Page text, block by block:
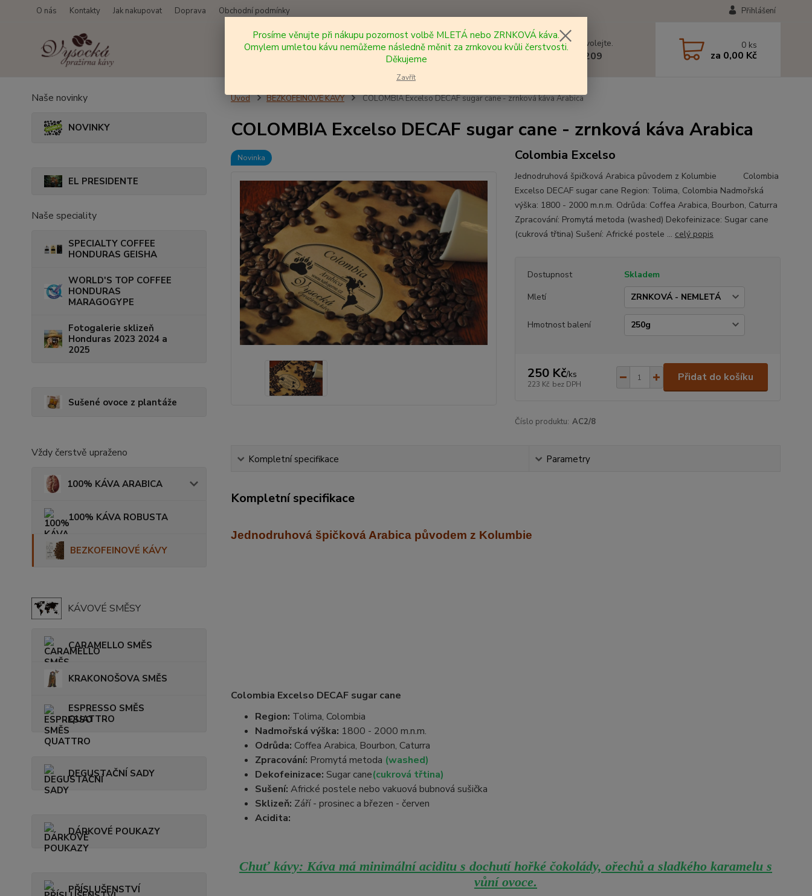
O nás Kontakty Jak nakupovat Doprava Obchodní podmínky Přihlášení
Hledat Nevíte si rady? Zavolejte.
+420 602 577 209
0 ks
za 0,00 Kč
Naše novinky
NOVINKY
EL PRESIDENTE
Naše speciality
SPECIALTY COFFEE
HONDURAS GEISHA
WORLD'S TOP COFFEE
HONDURAS
MARAGOGYPE
Fotogalerie sklizeň
Honduras 2023 2024 a
2025
Sušené ovoce z plantáže
Vždy čerstvě upraženo
100% KÁVA ARABICA
100% KÁVA ROBUSTA
BEZKOFEINOVÉ KÁVY
KÁVOVÉ SMĚSY
CARAMELLO SMĚS
KRAKONOŠOVA SMĚS
ESPRESSO SMĚS
QUATTRO
DEGUSTAČNÍ SADY
DÁRKOVÉ POUKAZY
PŘÍSLUŠENSTVÍ
Úvod BEZKOFEINOVÉ KÁVY COLOMBIA Excelso DECAF sugar cane - zrnková káva Arabica
COLOMBIA Excelso DECAF sugar cane - zrnková káva Arabica
Novinka Colombia Excelso
Jednodruhová špičková Arabica původem z Kolumbie Colombia
Excelso DECAF sugar cane Region: Tolima, Colombia Nadmořská
výška: 1800 - 2000 m.n.m. Odrůda: Coffea Arabica, Bourbon, Caturra
Zpracování: Promytá metoda (washed) Dekofeinizace: Sugar cane
(cukrová třtina) Sušení: Africké postele ... celý popis
Dostupnost
Skladem
Mletí
Hmotnost balení
250 Kč/ks
223 Kč bez DPH
Přidat do košíku
Číslo produktu: AC2/8
Kompletní specifikace Parametry
Kompletní specifikace
Jednodruhová špičková Arabica původem z Kolumbie
Colombia Excelso DECAF sugar cane
Region: Tolima, Colombia
Nadmořská výška: 1800 - 2000 m.n.m.
Odrůda: Coffea Arabica, Bourbon, Caturra
Zpracování: Promytá metoda (washed)
Dekofeinizace: Sugar cane(cukrová třtina)
Sušení: Africké postele nebo vakuová bubnová sušička
Sklizeň: Září - prosinec a březen - červen
Acidita:
Chuť kávy: Káva má minimální aciditu s dochutí hořké čokolády, ořechů a sladkého karamelu s
vůní ovoce.
Prosíme věnujte při nákupu pozornost volbě MLETÁ nebo ZRNKOVÁ káva.
Omylem umletou kávu nemůžeme následně měnit za zrnkovou kvůli čerstvosti.
Děkujeme
Zavřít